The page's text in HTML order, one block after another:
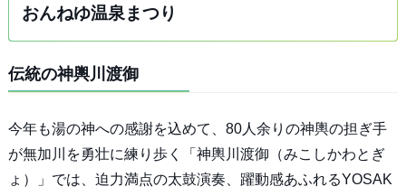
おんねゆ温泉まつり
伝統の神輿川渡御
今年も湯の神への感謝を込めて、80人余りの神輿の担ぎ手
が無加川を勇壮に練り歩く「神輿川渡御（みこしかわとぎ
ょ）」では、迫力満点の太鼓演奏、躍動感あふれるYOSAK